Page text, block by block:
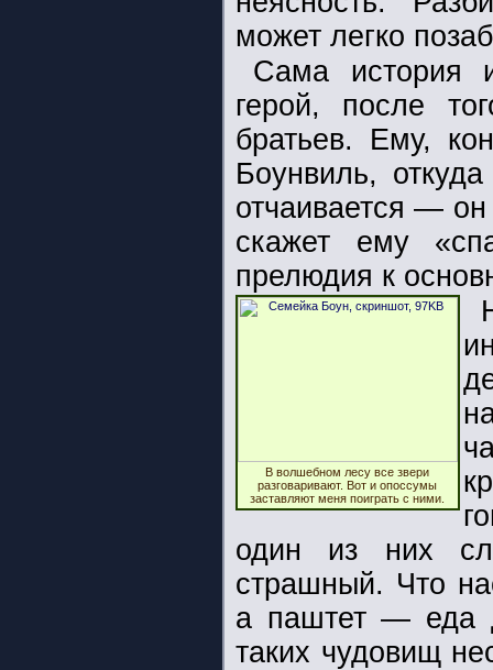
может легко
Сама история
герой, после
братьев. Ему,
Боунвиль,
отчаивается —
скажет ему
прелюдия к
В волшебном лесу все звери
разговаривают. Вот и опоссумы
заставляют меня поиграть с ними.
один из них
страшный. Что
а паштет — еда
таких чудовищ